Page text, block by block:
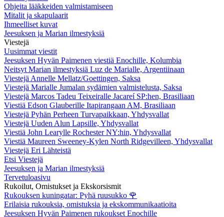
Ohjeita lääkkeiden valmistamiseen
Mitalit ja skapulaarit
Ihmeelliset kuvat
Jeesuksen ja Marian ilmestyksiä
Viestejä
Uusimmat viestit
Jeesuksen Hyvän Paimenen viestiä Enochille, Kolumbia
Neitsyt Marian ilmestyksiä Luz de Marialle, Argentiinaan
Viestejä Annelle Mellatz/Goettingen, Saksa
Viestejä Marialle Jumalan sydämien valmistelusta, Saksa
Viestejä Marcos Tadeu Teixeiralle Jacareí SP:hen, Brasiliaan
Viestiä Edson Glauberille Itapirangaan AM, Brasiliaan
Viestejä Pyhän Perheen Turvapaikkaan, Yhdysvallat
Viestejä Uuden Alun Lapsille, Yhdysvallat
Viestiä John Learylle Rochester NY:hin, Yhdysvallat
Viestiä Maureen Sweeney-Kylen North Ridgevilleen, Yhdysvallat
Viestejä Eri Lähteistä
Etsi Viestejä
Jeesuksen ja Marian ilmestyksiä
Tervetuloasivu
Rukoilut, Omistukset ja Ekskorsismit
Rukouksen kuningatar: Pyhä ruusukko 🌹
Erilaisia rukouksia, omistuksia ja ekskommunikaatioita
Jeesuksen Hyvän Paimenen rukoukset Enochille